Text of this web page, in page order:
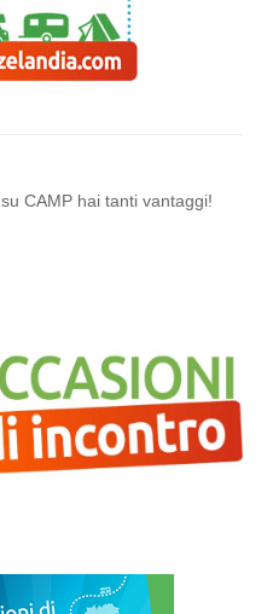
su CAMP hai tanti vantaggi!